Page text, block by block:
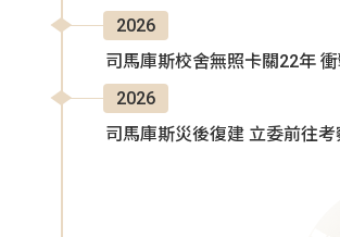
2026
司馬庫斯校舍無照卡關22年
2026
司馬庫斯災後復建 立委前往